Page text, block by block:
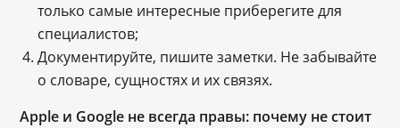
только самые интересные приберегите для
специалистов;
Документируйте, пишите заметки. Не забывайте
о словаре, сущностях и их связях.
Apple и Google не всегда правы: почему не стоит